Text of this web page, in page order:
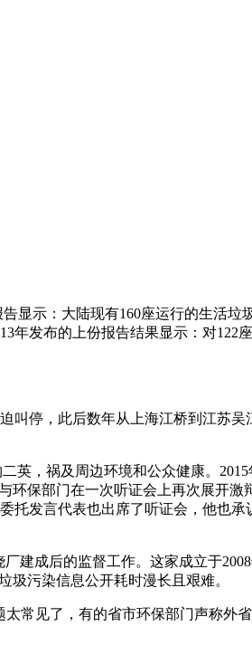
显示：大陆现有160座运行的生活垃
年发布的上份报告结果显示：对122
叫停，此后数年从上海江桥到江苏吴
英，祸及周边环境和公众健康。
环保部门在一次听证会上再次展开激
发言代表也出席了听证会，他也承
建成后的监督工作。这家成立于
污染信息公开耗时漫长且艰难。
常见了，有的省市环保部门声称外